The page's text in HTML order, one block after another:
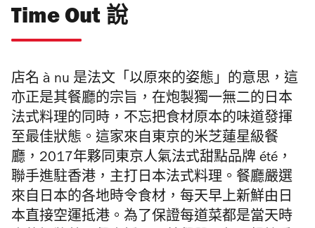
Time Out 說
店名 à nu 是法文「以原來的姿態」的意思， 這
亦正是其餐廳的宗旨，在炮製獨一無二的日本
法式料理的同時，不忘把食材原本的味道發揮
至最佳狀態。這家來自東京的米芝蓮星級餐
廳， 2017年夥同東京人氣法式甜點品牌 été，
聯手進駐香港， 主打日本法式料理。餐廳嚴選
來自日本的各地時令食材，每天早上新鮮由日
本直接空運抵港。為了保證每道菜都是當天時